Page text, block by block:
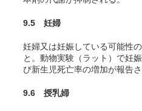
9.5 妊婦
妊婦又は妊娠している可能性
と。動物実験（ラット）で妊
び新生児死亡率の増加が報告
9.6 授乳婦